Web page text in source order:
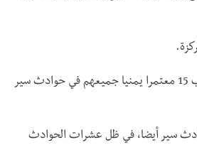
ونقلت وسائل اعلامية خبر الحادثة الذي يأتي بعد أيام قليلة على وفاة ما يقارب 15 معتمرا يمنيا جميعهم في حوادث سير
سير أيضا، في ظل عشرات الحوادث